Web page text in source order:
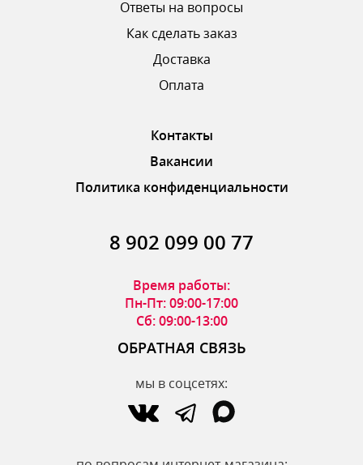
ОТПРАВИТЬ ОТЗЫВ
Ответы на вопросы
Как сделать заказ
Доставка
Оплата
Контакты
Вакансии
Политика конфиденциальности
8 902 099 00 77
Время работы:
Пн-Пт: 09:00-17:00
Сб: 09:00-13:00
ОБРАТНАЯ СВЯЗЬ
мы в соцсетях: